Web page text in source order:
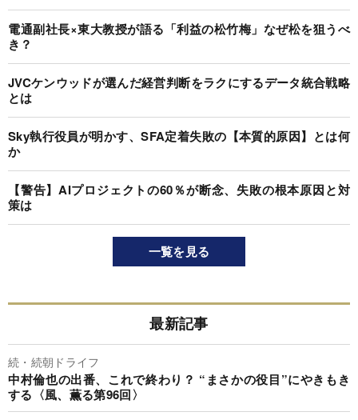
電通副社長×東大教授が語る「利益の松竹梅」なぜ松を狙うべ
き？
JVCケンウッドが選んだ経営判断をラクにするデータ統合戦略
とは
Sky執行役員が明かす、SFA定着失敗の【本質的原因】とは何
か
【警告】AIプロジェクトの60％が断念、失敗の根本原因と対
策は
一覧を見る
最新記事
続・続朝ドライフ
中村倫也の出番、これで終わり？ “まさかの役目”にやきもき
する〈風、薫る第96回〉